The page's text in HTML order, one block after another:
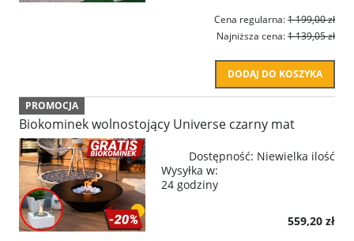
Cena regularna:1 199,00 zł
Najniższa cena:1 139,05 zł
DODAJ DO KOSZYKA
Biokominek wolnostojący Universe czarny mat
Dostępność: Niewielka ilość
Wysyłka w:
24 godziny
559,20 zł
PROMOCJA